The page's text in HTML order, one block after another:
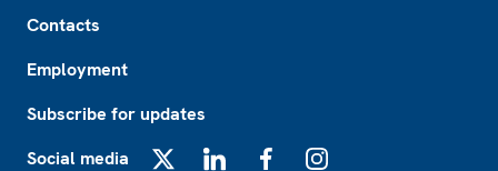
Contacts
Employment
Subscribe for updates
Social media